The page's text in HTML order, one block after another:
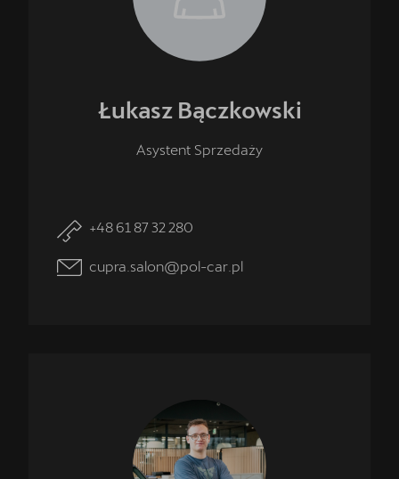
Łukasz Bączkowski
Asystent Sprzedaży
+48 61 87 32 280
cupra.salon@pol-car.pl